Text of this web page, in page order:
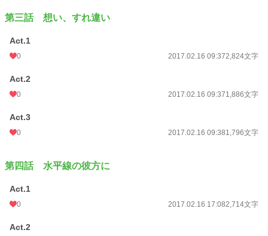
第三話 想い、すれ違い
Act.1
0 2017.02.16 09:372,824文字
Act.2
0 2017.02.16 09:371,886文字
Act.3
0 2017.02.16 09:381,796文字
第四話 水平線の彼方に
Act.1
0 2017.02.16 17:082,714文字
Act.2